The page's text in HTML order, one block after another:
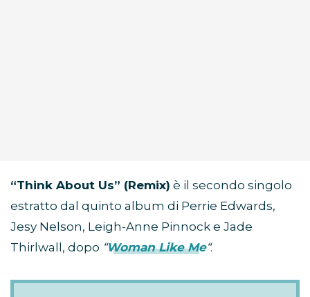
“Think About Us” (Remix) è il secondo singolo
estratto dal quinto album di Perrie Edwards,
Jesy Nelson, Leigh-Anne Pinnock e Jade
Thirlwall, dopo “Woman Like Me“.